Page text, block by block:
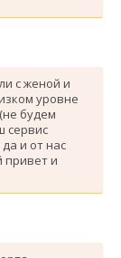
с женой и
уровне
будем
сервис
и от нас
привет и